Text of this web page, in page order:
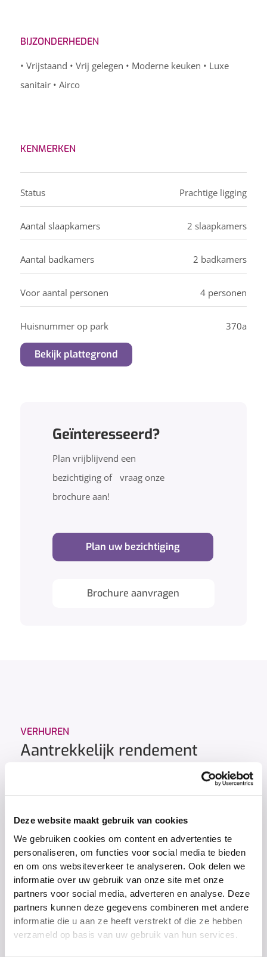
Deze website maakt gebruik van cookies
We gebruiken cookies om content en advertenties te
personaliseren, om functies voor social media te bieden
en om ons websiteverkeer te analyseren. Ook delen we
informatie over uw gebruik van onze site met onze
partners voor social media, adverteren en analyse. Deze
partners kunnen deze gegevens combineren met andere
informatie die u aan ze heeft verstrekt of die ze hebben
verzameld op basis van uw gebruik van hun services.
BIJZONDERHEDEN
• Vrijstaand • Vrij gelegen • Moderne keuken • Luxe
sanitair • Airco
KENMERKEN
Status Prachtige ligging
Aantal slaapkamers 2 slaapkamers
Aantal badkamers 2 badkamers
Voor aantal personen 4 personen
Huisnummer op park 370a
Bekijk plattegrond
Geïnteresseerd?
Plan vrijblijvend een
bezichtiging of vraag onze
brochure aan!
Plan uw bezichtiging
Brochure aanvragen
VERHUREN
Aantrekkelijk rendement
Met de aankoop van een vakantiewoning investeert
u in levenskwaliteit met een gezond financieel
profiteren van een uitstekend rendement zonder
dat u zich druk hoeft te maken over het onderhoud,
bezetting en de administratie. U kunt ook zelf
gebruik maken van de woning en volop genieten
van eigen vakantieplezier. Een combinatie van